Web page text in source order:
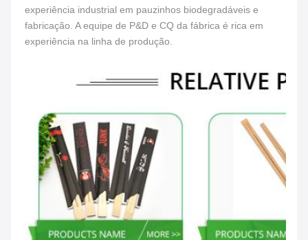
experiência industrial em pauzinhos biodegradáveis e
fabricação. A equipe de P&D e CQ da fábrica é rica em
experiência na linha de produção.